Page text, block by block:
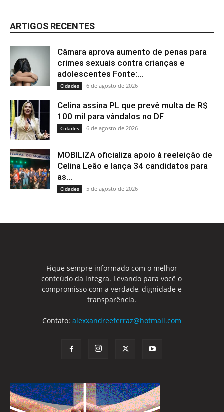
ARTIGOS RECENTES
Câmara aprova aumento de penas para
crimes sexuais contra crianças e
adolescentes Fonte:...
Cidades 6 de agosto de 2026
Celina assina PL que prevê multa de R$
100 mil para vândalos no DF
Cidades 6 de agosto de 2026
MOBILIZA oficializa apoio à reeleição de
Celina Leão e lança 34 candidatos para
as...
Cidades 5 de agosto de 2026
Fique sempre informado com o melhor
conteúdo da integra. Levando para você o
compromisso com a verdade, dignidade e
transparência.
Contato: alexxandreeferraz@hotmail.com